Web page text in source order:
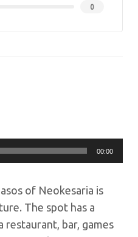
0
00:00
of Neokesaria is
The spot has a
bar, games